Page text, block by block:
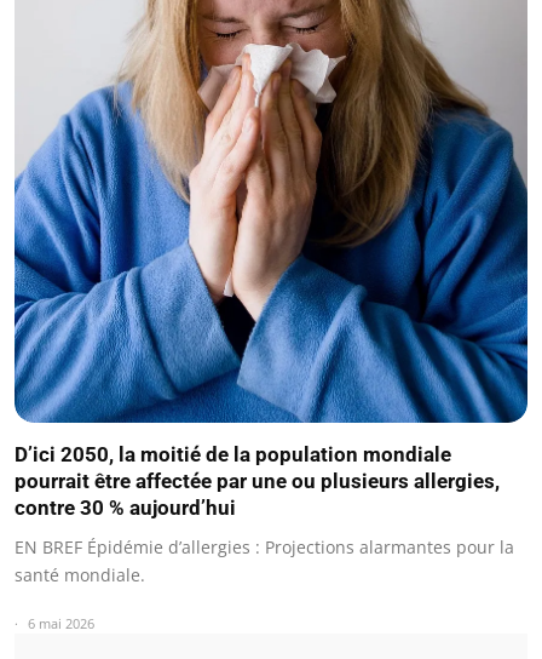
D’ici 2050, la moitié de la population mondiale
pourrait être affectée par une ou plusieurs allergies,
contre 30 % aujourd’hui
EN BREF Épidémie d’allergies : Projections alarmantes pour la
santé mondiale.
6 mai 2026